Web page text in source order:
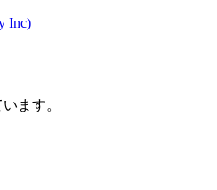
Inc)
ます。